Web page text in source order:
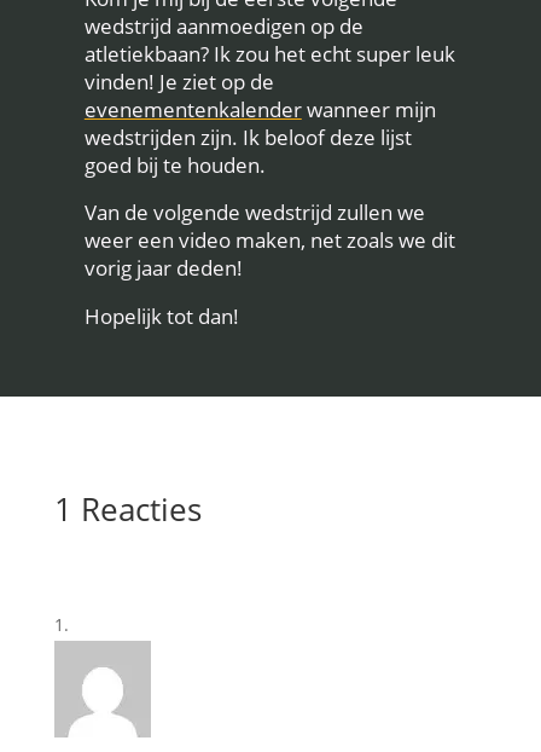
wedstrijd aanmoedigen op de
atletiekbaan? Ik zou het echt super leuk
vinden! Je ziet op de
evenementenkalenderwanneer mijn
wedstrijden zijn. Ik beloof deze lijst
goed bij te houden.
Van de volgende wedstrijd zullen we
weer een video maken, net zoals we dit
vorig jaar deden!
Hopelijk tot dan!
1 Reacties